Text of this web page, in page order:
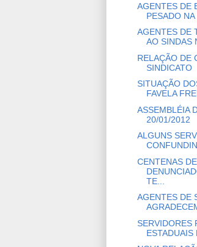
AGENTES DE
PESADO NA
AGENTES DE
AO SINDAS
RELAÇÃO DE
SINDICATO
SITUAÇÃO
FAVELA
ASSEMBLÉIA
20/01/2012
ALGUNS
CENTENAS
TE...
AGENTES DE
SERVIDORES
ESTADUAIS